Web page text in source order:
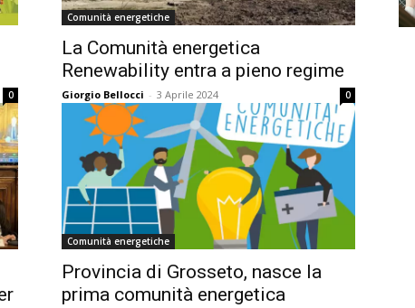
0
Comunità energetiche
La Comunità energetica
Renewability entra a pieno regime
Giorgio Bellocci - 3 Aprile 2024 0
Comunità energetiche
Provincia di Grosseto, nasce la
prima comunità energetica